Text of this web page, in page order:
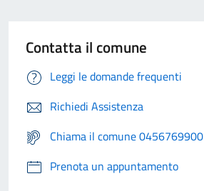
Contatta il comune
Leggi le domande frequenti
Richiedi Assistenza
Chiama il comune 0456769900
Prenota un appuntamento